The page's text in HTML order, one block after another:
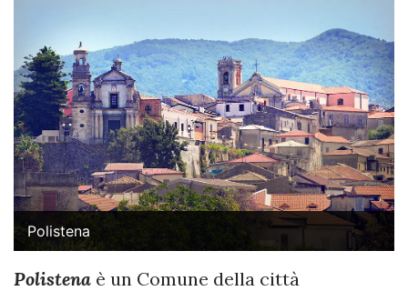
Polistena
Polistena è un Comune della città